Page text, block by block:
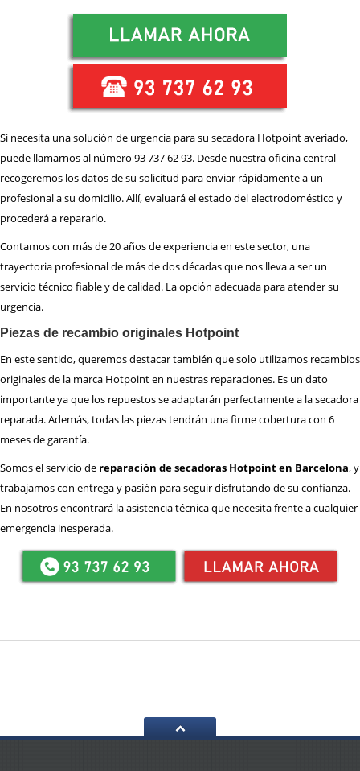
Si necesita una solución de urgencia para su secadora Hotpoint averiado,
puede llamarnos al número 93 737 62 93. Desde nuestra oficina central
recogeremos los datos de su solicitud para enviar rápidamente a un
profesional a su domicilio. Allí, evaluará el estado del electrodoméstico y
procederá a repararlo.
Contamos con más de 20 años de experiencia en este sector, una
trayectoria profesional de más de dos décadas que nos lleva a ser un
servicio técnico fiable y de calidad. La opción adecuada para atender su
urgencia.
Piezas de recambio originales Hotpoint
En este sentido, queremos destacar también que solo utilizamos recambios
originales de la marca Hotpoint en nuestras reparaciones. Es un dato
importante ya que los repuestos se adaptarán perfectamente a la secadora
reparada. Además, todas las piezas tendrán una firme cobertura con 6
meses de garantía.
Somos el servicio de reparación de secadoras Hotpoint en Barcelona, y
trabajamos con entrega y pasión para seguir disfrutando de su confianza.
En nosotros encontrará la asistencia técnica que necesita frente a cualquier
emergencia inesperada.